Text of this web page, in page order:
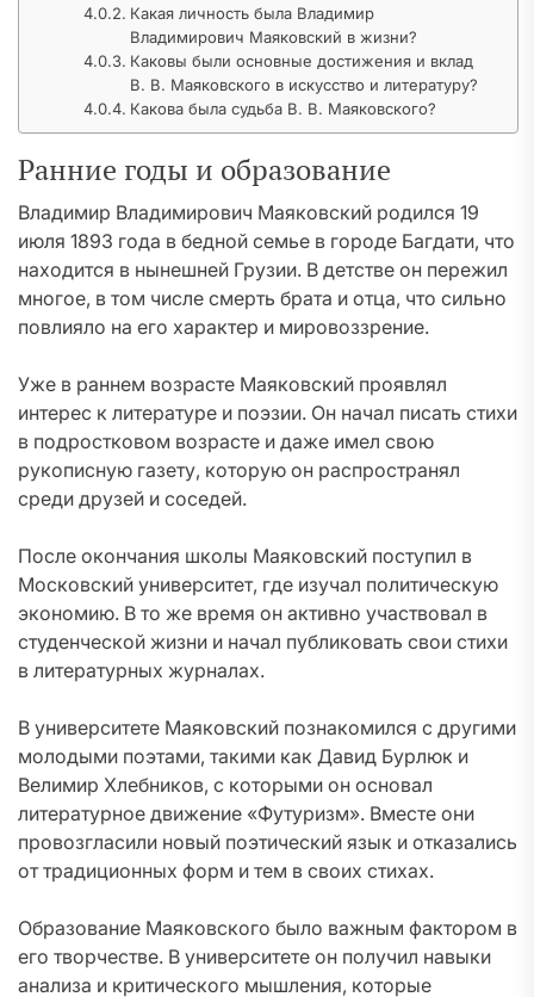
Какая личность была Владимир
Владимирович Маяковский в жизни?
Каковы были основные достижения и вклад
В. В. Маяковского в искусство и литературу?
Какова была судьба В. В. Маяковского?
Ранние годы и образование
Владимир Владимирович Маяковский родился 19
июля 1893 года в бедной семье в городе Багдати, что
находится в нынешней Грузии. В детстве он пережил
многое, в том числе смерть брата и отца, что сильно
повлияло на его характер и мировоззрение.
Уже в раннем возрасте Маяковский проявлял
интерес к литературе и поэзии. Он начал писать стихи
в подростковом возрасте и даже имел свою
рукописную газету, которую он распространял
среди друзей и соседей.
После окончания школы Маяковский поступил в
Московский университет, где изучал политическую
экономию. В то же время он активно участвовал в
студенческой жизни и начал публиковать свои стихи
в литературных журналах.
В университете Маяковский познакомился с другими
молодыми поэтами, такими как Давид Бурлюк и
Велимир Хлебников, с которыми он основал
литературное движение «Футуризм». Вместе они
провозгласили новый поэтический язык и отказались
от традиционных форм и тем в своих стихах.
Образование Маяковского было важным фактором в
его творчестве. В университете он получил навыки
анализа и критического мышления, которые